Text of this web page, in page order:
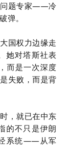
问题专家——冷
弹。
国权力边缘走
她对塔斯社表
而是一次深度
失败，而是背
，就已在中东
的不只是伊朗
系统——从军